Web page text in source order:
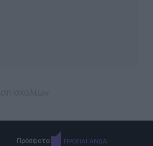
Πρόσφατα ΠΡΟΠΑΓΑΝΔΑ